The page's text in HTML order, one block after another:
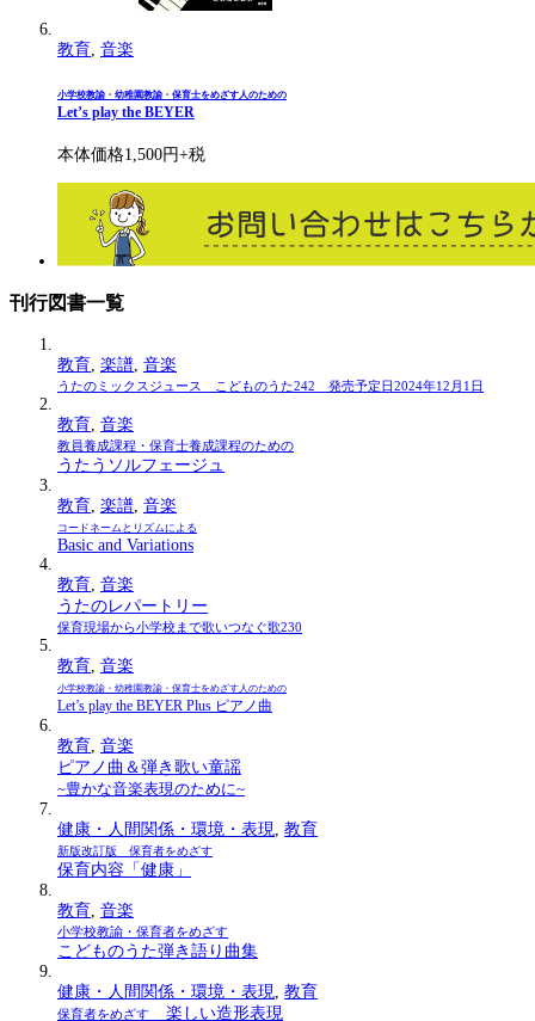
教育, 音楽
小学校教諭・幼稚園教諭・保育士をめざす人のための
Let’s play the BEYER
本体価格1,500円+税
刊行図書一覧
教育, 楽譜, 音楽
うたのミックスジュース こどものうた242 発売予定日2024年12月1日
教育, 音楽
教員養成課程・保育士養成課程のための
うたうソルフェージュ
教育, 楽譜, 音楽
コードネームとリズムによる
Basic and Variations
教育, 音楽
うたのレパートリー
保育現場から小学校まで歌いつなぐ歌230
教育, 音楽
小学校教諭・幼稚園教諭・保育士をめざす人のための
Let’s play the BEYER Plus ピアノ曲
教育, 音楽
ピアノ曲＆弾き歌い童謡
~豊かな音楽表現のために~
健康・人間関係・環境・表現, 教育
新版改訂版 保育者をめざす
保育内容「健康」
教育, 音楽
小学校教諭・保育者をめざす
こどものうた弾き語り曲集
健康・人間関係・環境・表現, 教育
保育者をめざす 楽しい造形表現